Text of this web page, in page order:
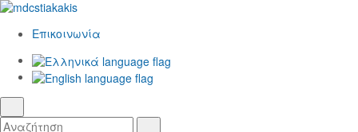
Επικοινωνία
Αναζήτηση